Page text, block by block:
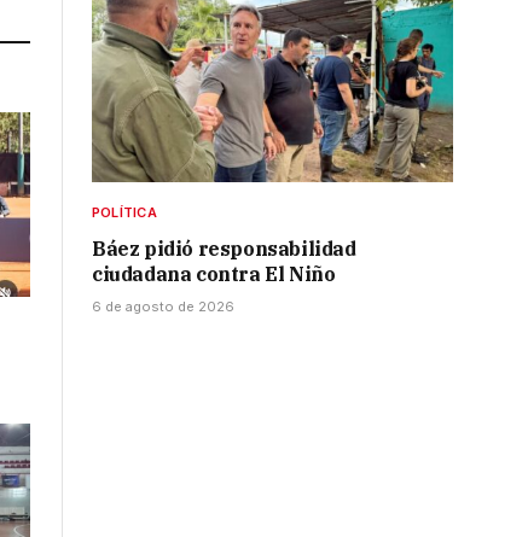
POLÍTICA
Báez pidió responsabilidad
ciudadana contra El Niño
6 de agosto de 2026